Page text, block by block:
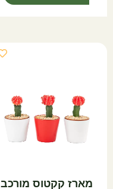
מארז קקטוס מורכב